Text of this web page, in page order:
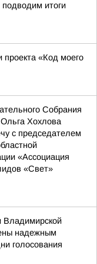
итоги
«Код моего
Собрания
Хохлова
с председателем
«Ассоциация
«Свет»
Владимирской
надежным
голосования